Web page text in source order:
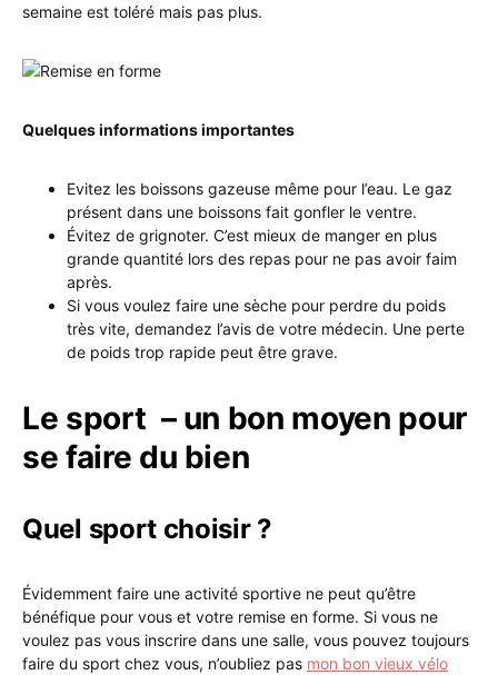
semaine est toléré mais pas plus.
Quelques informations importantes
Evitez les boissons gazeuse même pour l’eau. Le gaz
présent dans une boissons fait gonfler le ventre.
Évitez de grignoter. C’est mieux de manger en plus
grande quantité lors des repas pour ne pas avoir faim
après.
Si vous voulez faire une sèche pour perdre du poids
très vite, demandez l’avis de votre médecin. Une perte
de poids trop rapide peut être grave.
Le sport – un bon moyen pour
se faire du bien
Quel sport choisir ?
Évidemment faire une activité sportive ne peut qu’être
bénéfique pour vous et votre remise en forme. Si vous ne
voulez pas vous inscrire dans une salle, vous pouvez toujours
faire du sport chez vous, n’oubliez pas mon bon vieux vélo